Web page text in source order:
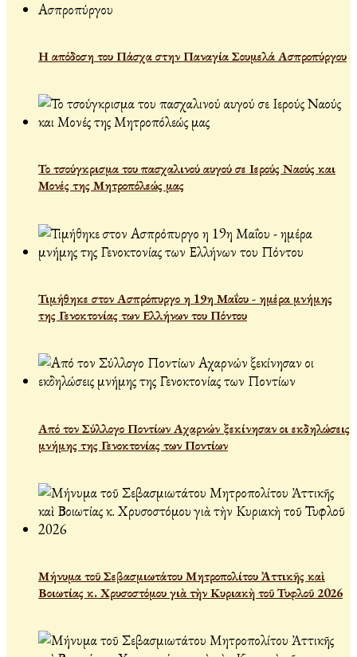
Η απόδοση του Πάσχα στην Παναγία Σουμελά Ασπροπύργου
Το τσούγκρισμα του πασχαλινού αυγού σε Ιερούς Ναούς και
Μονές της Μητροπόλεώς μας
Τιμήθηκε στον Ασπρόπυργο η 19η Μαΐου - ημέρα μνήμης
της Γενοκτονίας των Ελλήνων του Πόντου
Από τον Σύλλογο Ποντίων Αχαρνών ξεκίνησαν οι εκδηλώσεις
μνήμης της Γενοκτονίας των Ποντίων
Μήνυμα τοῦ Σεβασμιωτάτου Μητροπολίτου Ἀττικῆς καὶ
Βοιωτίας κ. Χρυσοστόμου γιὰ τὴν Κυριακὴ τοῦ Τυφλοῦ 2026